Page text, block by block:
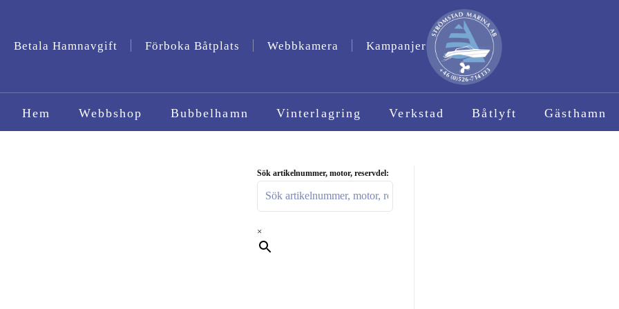
Betala Hamnavgift Förboka Båtplats Webbkamera Kampanjer
Hem Webbshop Bubbelhamn Vinterlagring Verkstad Båtlyft Gästhamn
Sök artikelnummer, motor, reservdel:
×